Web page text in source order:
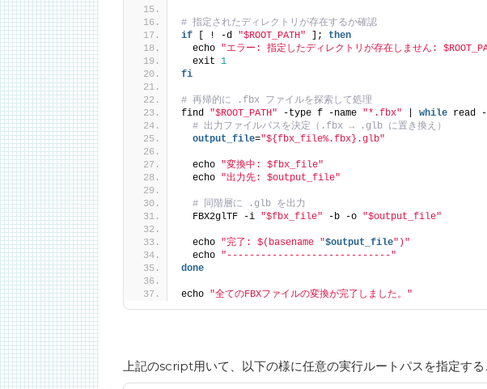
# 指定されたディレクトリが存在するか確認
if [ ! -d "$ROOT_PATH" ]; then
  echo
"エラー: 指定したディレクトリが存在しません:
  exit
1
fi
# 再帰的に .fbx ファイルを探索して処理
find "$ROOT_PATH" -type f -name "*.fbx" while read
# 出力ファイルパスを決定（.fbx → .glb に置き換え）
  output_file
="${fbx_file%.fbx}.glb"
  echo
"変換中: $fbx_file"
  echo
"出力先: $output_file"
# 同階層に .glb を出力
  FBX2glTF -i
"$fbx_file" -b -o "$output_file"
  echo
"完了: $(basename "$output_file")"
  echo
"-----------------------------"
done
echo "全てのFBXファイルの変換が完了しました。"
上記のscript用いて、以下の様に任意の実行ルートパスを指定する